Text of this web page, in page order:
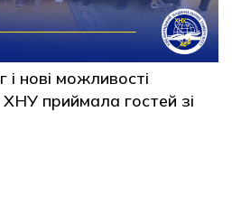
і нові можливості
ХНУ приймала гостей зі